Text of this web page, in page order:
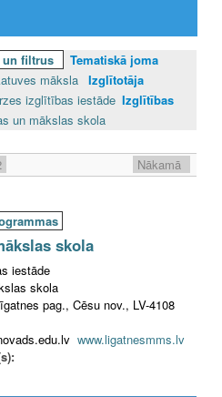
un filtrus
Tematiskā joma
māksla Izglītotāja
izglītības iestāde Izglītības
un mākslas skola
Nākamā
skola
iestāde
skola
pag., Cēsu nov., LV-4108
www.ligatnesmms.lv